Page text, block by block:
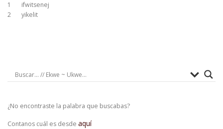
1 ifwitsenej
2 yikelit
¿No encontraste la palabra que buscabas?
Contanos cuál es desde aquí